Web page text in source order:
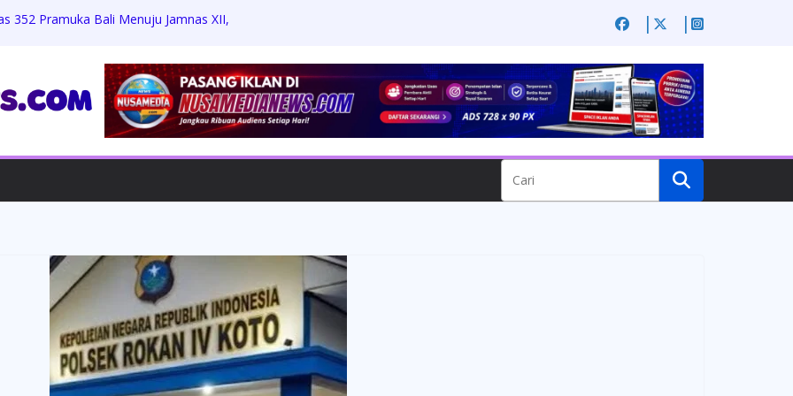
352 Pramuka Bali Menuju Jamnas XII,
Beasiswa Penuh
Berkah, Bagikan Sembako dan
Warga
Harus Hadapi Proses Hukum,
Konfirmasi, Proyek Revitalisasi
Diminta Turun Tangan